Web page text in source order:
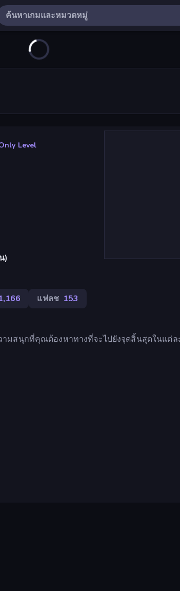
Level
)
แฟลช 153
วามสนุกที่คุณต้องหาทางที่จะไปยังจุดสิ้นสุดในแต่